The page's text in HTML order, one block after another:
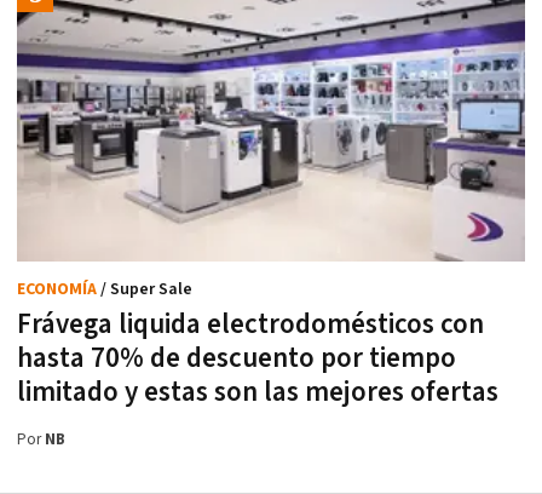
Frávega liquida electrodomésticos con
hasta 70% de descuento por tiempo
limitado y estas son las mejores ofertas
ECONOMÍA/ Super Sale
PorNB